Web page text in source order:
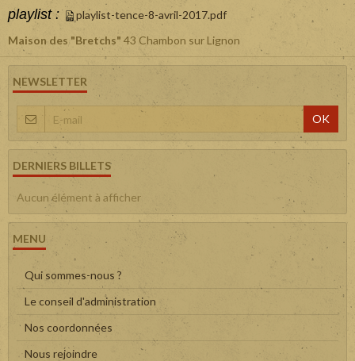
playlist :
playlist-tence-8-avril-2017.pdf
Maison des "Bretchs" 43 Chambon sur Lignon
NEWSLETTER
OK
DERNIERS BILLETS
Aucun élément à afficher
MENU
Qui sommes-nous ?
Le conseil d'administration
Nos coordonnées
Nous rejoindre